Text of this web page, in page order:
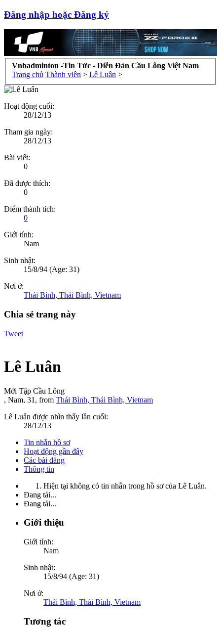
Đăng nhập hoặc Đăng ký
Vnbadminton -Tin Tức - Diễn Đàn Cầu Lông Việt Nam
Trang chủ Thành viên > Lê Luân >
Hoạt động cuối:
28/12/13
Tham gia ngày:
28/12/13
Bài viết:
0
Đã được thích:
0
Điểm thành tích:
0
Giới tính:
Nam
Sinh nhật:
15/8/94 (Age: 31)
Nơi ở:
Thái Bình, Thái Bình, Vietnam
Chia sẻ trang này
Tweet
Lê Luân
Mới Tập Cầu Lông
, Nam, 31, from Thái Bình, Thái Bình, Vietnam
Lê Luân được nhìn thấy lần cuối:
28/12/13
Tin nhắn hồ sơ
Hoạt động gần đây
Các bài đăng
Thông tin
Hiện tại không có tin nhắn trong hồ sơ của Lê Luân.
Đang tải...
Đang tải...
Giới thiệu
Giới tính:
Nam
Sinh nhật:
15/8/94 (Age: 31)
Nơi ở:
Thái Bình, Thái Bình, Vietnam
Tương tác